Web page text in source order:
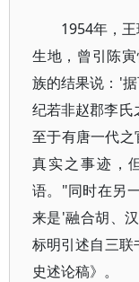
1954年，
生地，曾引陈
族的结果说：'
纪若非赵郡李
至于有唐一代
真实之事迹，
语。"同时在另
来是'融合胡、
标明引述自三联
史述论稿》。